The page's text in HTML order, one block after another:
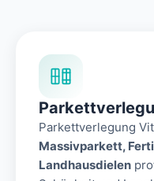
Parkettverlegung
Massivparkett,
Landhausdielen